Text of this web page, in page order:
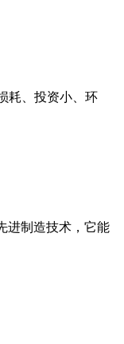
耗、投资小、环
进制造技术，它能